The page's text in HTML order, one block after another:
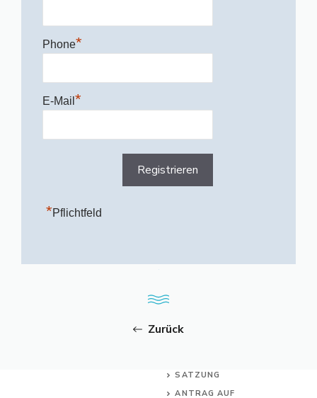
Phone*
E-Mail *
*Pflichtfeld
Zurück
SATZUNG
ANTRAG AUF